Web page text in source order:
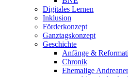
Digitales Lernen
Inklusion
Förderkonzept
Ganztagskonzept
Geschichte
Anfänge &
Chronik
Ehemalige